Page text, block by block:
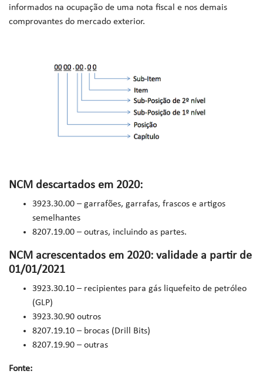
informados na ocupação de uma nota fiscal e nos demais
comprovantes do mercado exterior.
NCM descartados em 2020:
3923.30.00 – garrafões, garrafas, frascos e artigos
semelhantes
8207.19.00 – outras, incluindo as partes.
NCM acrescentados em 2020: validade a partir de
01/01/2021
3923.30.10 – recipientes para gás liquefeito de petróleo
(GLP)
3923.30.90 outros
8207.19.10 – brocas (Drill Bits)
8207.19.90 – outras
Fonte: